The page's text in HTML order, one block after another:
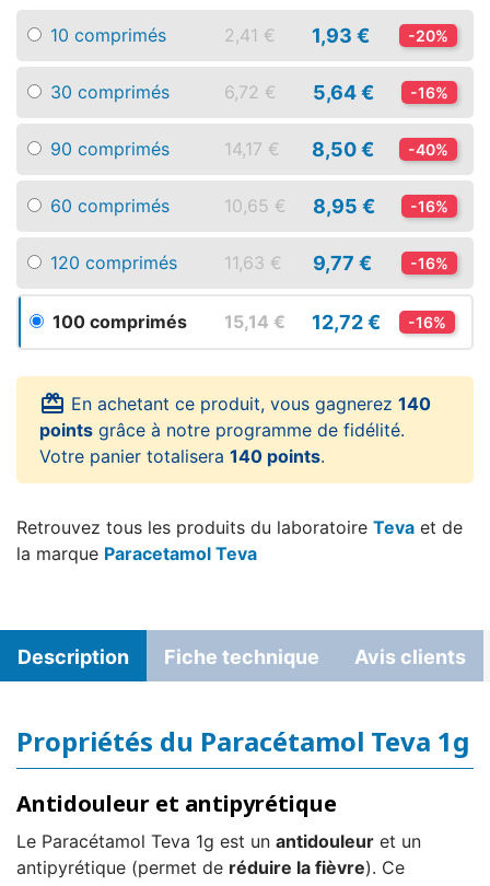
10 comprimés 2,41 € 1,93 € -20%
30 comprimés 6,72 € 5,64 € -16%
90 comprimés 14,17 € 8,50 € -40%
60 comprimés 10,65 € 8,95 € -16%
120 comprimés 11,63 € 9,77 € -16%
100 comprimés 15,14 € 12,72 € -16%
card_giftcard En achetant ce produit, vous gagnerez 140
points grâce à notre programme de fidélité.
Votre panier totalisera 140 points.
Retrouvez tous les produits du laboratoire Teva et de
la marque Paracetamol Teva
Description Fiche technique Avis clients
Propriétés du Paracétamol Teva 1g
Antidouleur et antipyrétique
Le Paracétamol Teva 1g est un antidouleur et un
antipyrétique (permet de réduire la fièvre). Ce